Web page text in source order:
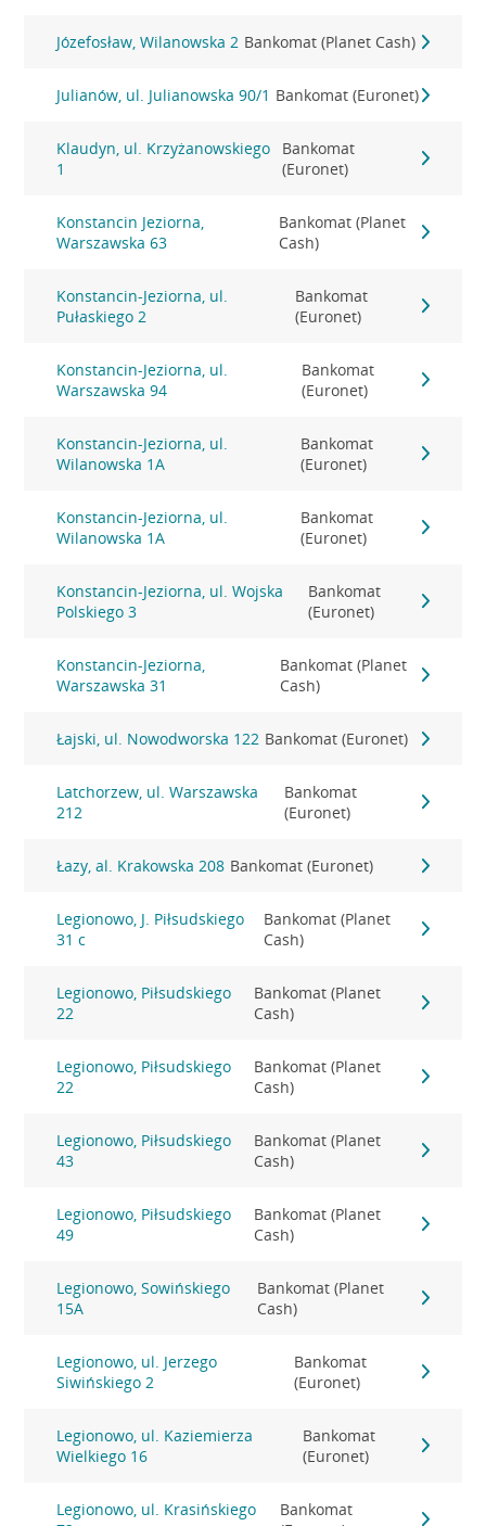
Józefosław, Wilanowska 2 Bankomat (Planet Cash)
Julianów, ul. Julianowska 90/1 Bankomat (Euronet)
Klaudyn, ul. Krzyżanowskiego
1
Bankomat
(Euronet)
Konstancin Jeziorna,
Warszawska 63
Bankomat (Planet
Cash)
Konstancin-Jeziorna, ul.
Pułaskiego 2
Bankomat
(Euronet)
Konstancin-Jeziorna, ul.
Warszawska 94
Bankomat
(Euronet)
Konstancin-Jeziorna, ul.
Wilanowska 1A
Bankomat
(Euronet)
Konstancin-Jeziorna, ul.
Wilanowska 1A
Bankomat
(Euronet)
Konstancin-Jeziorna, ul. Wojska
Polskiego 3
Bankomat
(Euronet)
Konstancin-Jeziorna,
Warszawska 31
Bankomat (Planet
Cash)
Łajski, ul. Nowodworska 122 Bankomat (Euronet)
Latchorzew, ul. Warszawska
212
Bankomat
(Euronet)
Łazy, al. Krakowska 208 Bankomat (Euronet)
Legionowo, J. Piłsudskiego
31 c
Bankomat (Planet
Cash)
Legionowo, Piłsudskiego
22
Bankomat (Planet
Cash)
Legionowo, Piłsudskiego
22
Bankomat (Planet
Cash)
Legionowo, Piłsudskiego
43
Bankomat (Planet
Cash)
Legionowo, Piłsudskiego
49
Bankomat (Planet
Cash)
Legionowo, Sowińskiego
15A
Bankomat (Planet
Cash)
Legionowo, ul. Jerzego
Siwińskiego 2
Bankomat
(Euronet)
Legionowo, ul. Kaziemierza
Wielkiego 16
Bankomat
(Euronet)
Legionowo, ul. Krasińskiego
Bankomat